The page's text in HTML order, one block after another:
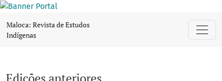
Maloca: Revista de Estudos
Indígenas